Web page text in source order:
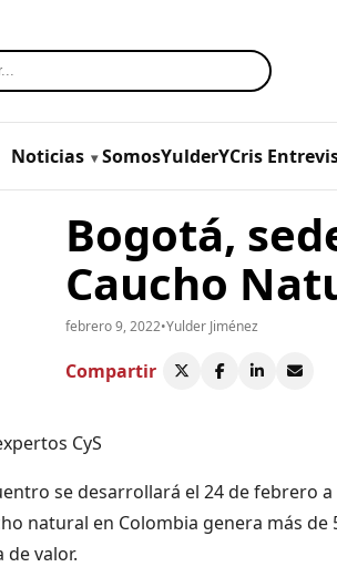
Noticias SomosYulderYCris
Bogotá,
Caucho
febrero 9, 2022•Yulder Jiménez
Compartir
se desarrollará el 24 de febrero
natural en Colombia genera más
de valor.